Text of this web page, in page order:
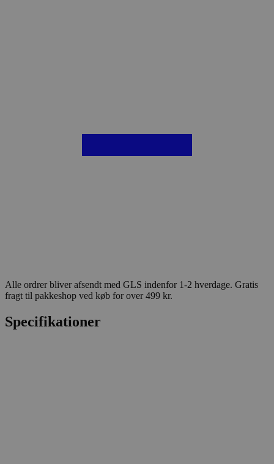
Alle ordrer bliver afsendt med GLS indenfor 1-2 hverdage. Gratis
fragt til pakkeshop ved køb for over 499 kr.
Specifikationer